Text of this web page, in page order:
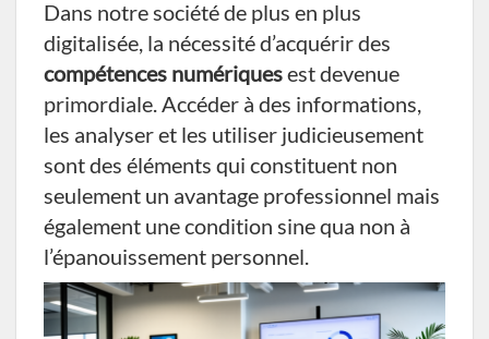
Dans notre société de plus en plus
digitalisée, la nécessité d’acquérir des
compétences numériquesest devenue
primordiale. Accéder à des informations,
les analyser et les utiliser judicieusement
sont des éléments qui constituent non
seulement un avantage professionnel mais
également une condition sine qua non à
l’épanouissement personnel.